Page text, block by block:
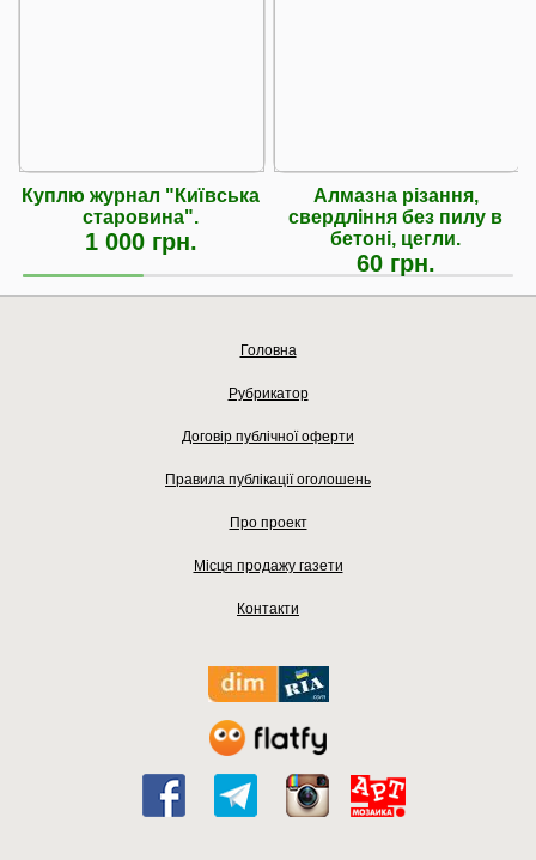
Куплю журнал "Київська
старовина".
1 000 грн.
Алмазна різання,
свердління без пилу в
бетоні, цегли.
60 грн.
Головна
Рубрикатор
Договір публічної оферти
Правила публікації оголошень
Про проект
Місця продажу газети
Контакти